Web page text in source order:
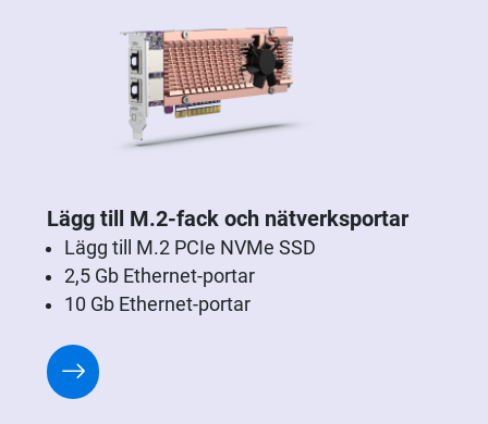
Lägg till M.2-fack och nätverksportar
Lägg till M.2 PCIe NVMe SSD
2,5 Gb Ethernet-portar
10 Gb Ethernet-portar